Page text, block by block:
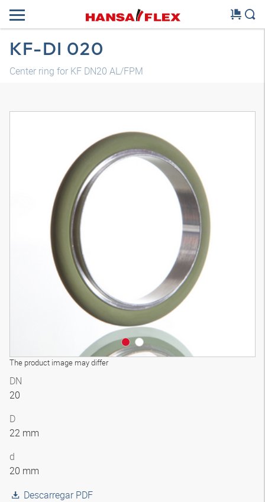
KF-DI 020
Center ring for KF DN20 AL/FPM
The product image may differ
DN
20
D
22 mm
d
20 mm
Descarregar PDF